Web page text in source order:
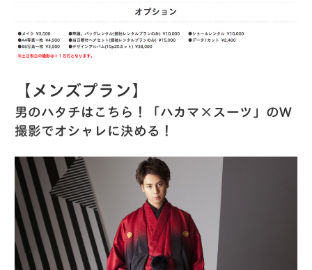
【メンズプラン】
男のハタチはこちら！「ハカマ×スーツ」のW
撮影でオシャレに決める！